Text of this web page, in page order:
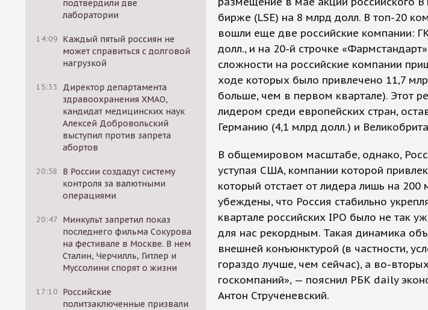
подтвердили две
лаборатории
14:09 Каждый пятый россиян не
может справиться с долговой
нагрузкой
15:33
Директор департамента
здравоохранения ХМАО,
кандидат медицинских наук
Алексей Добровольский
выступил против запрета
абортов
20:58
В России создадут систему
контроля за валютными
операциями
20:47 Минкульт запретил показ
последнего фильма Сокурова
на фестивале в Москве. В нем
Сталин, Черчилль, Гитлер и
Муссолини спорят о жизни
17:10 Российские
политзаключенные призвали
бирже (LSE) на 8 млрд долл. В тoп-20
вошли еще две российские компании:
долл., и на 20-й строчке
сложности на российские компании
ходе которых было привлечено 11,7
больше, чем в первом квартале). Этот
лидером среди европейских стран,
Германию (4,1 млрд долл.) и
В общемировом масштабе, однако,
уступая США, компании которой
который отстает от лидера лишь на 200
убеждены, что Россия стабильно
квартале российских IPO было не так
для нас рекордным. Такая динамика
внешней конъюнктурой (в частности,
гораздо лучше, чем сейчас), а во-
госкомпаний», — пояснил РБК daily
Антон Струченевский.